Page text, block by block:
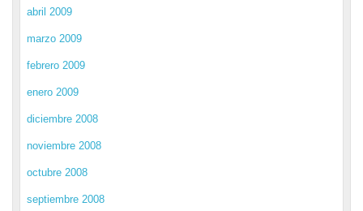
abril 2009
marzo 2009
febrero 2009
enero 2009
diciembre 2008
noviembre 2008
octubre 2008
septiembre 2008